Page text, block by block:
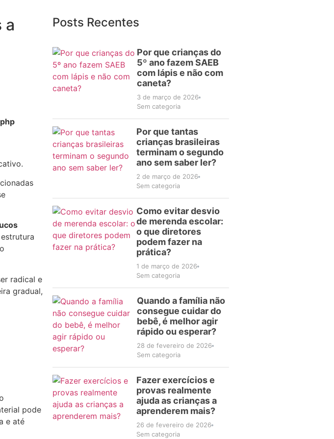
a
radical e
gradual,
pode
e até
Posts Recentes
Por que crianças do
5º ano fazem SAEB
com lápis e não com
caneta?
3 de março de 2026
Sem categoria
Por que tantas
crianças brasileiras
terminam o segundo
ano sem saber ler?
2 de março de 2026
Sem categoria
Como evitar desvio
de merenda escolar:
o que diretores
podem fazer na
prática?
1 de março de 2026
Sem categoria
Quando a família não
consegue cuidar do
bebê, é melhor agir
rápido ou esperar?
28 de fevereiro de 2026
Sem categoria
Fazer exercícios e
provas realmente
ajuda as crianças a
aprenderem mais?
26 de fevereiro de 2026
Sem categoria